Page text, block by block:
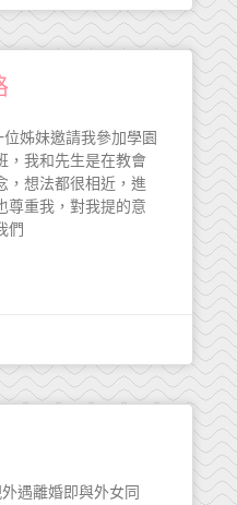
姊妹邀請我參加學園
，我和先生是在教會
，想法都很相近，進
尊重我，對我提的意
們
遇離婚即與外女同